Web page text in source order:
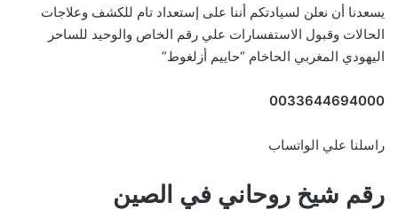
يسعدنا أن نعلن لسيادتكم أننا على إستعداد تام للكشف وعلاجات
الحالات وقبول الاستفسارات علي رقم الخاص والوحيد للساحر
اليهودي المغربي الحاخام “حاييم أزلغوط”
0033644694000
راسلنا علي الواتساب
رقم شيخ روحاني في الصين